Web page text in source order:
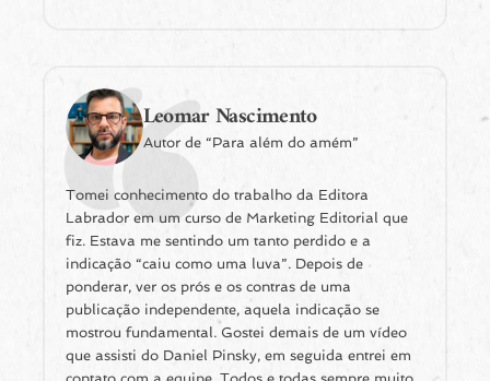
Leomar Nascimento
Autor de “Para além do amém”
Tomei conhecimento do trabalho da Editora
Labrador em um curso de Marketing Editorial que
fiz. Estava me sentindo um tanto perdido e a
indicação “caiu como uma luva”. Depois de
ponderar, ver os prós e os contras de uma
publicação independente, aquela indicação se
mostrou fundamental. Gostei demais de um vídeo
que assisti do Daniel Pinsky, em seguida entrei em